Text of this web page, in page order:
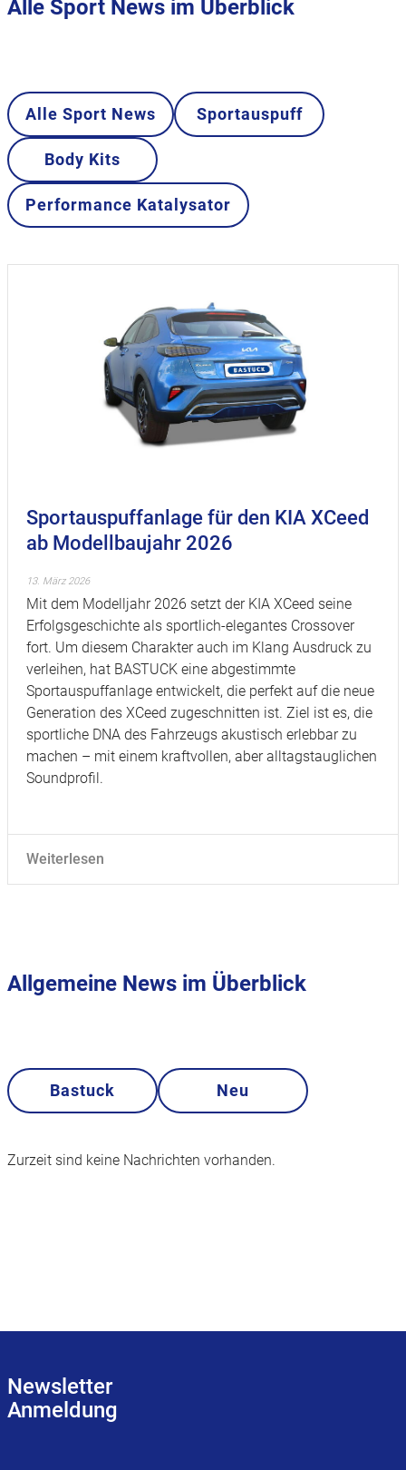
Alle Sport News im Überblick
Alle Sport News Sportauspuff
Body Kits
Performance Katalysator
Sportauspuffanlage für den KIA XCeed
ab Modellbaujahr 2026
13. März 2026
Mit dem Modelljahr 2026 setzt der KIA XCeed seine
Erfolgsgeschichte als sportlich-elegantes Crossover
fort. Um diesem Charakter auch im Klang Ausdruck zu
verleihen, hat BASTUCK eine abgestimmte
Sportauspuffanlage entwickelt, die perfekt auf die neue
Generation des XCeed zugeschnitten ist. Ziel ist es, die
sportliche DNA des Fahrzeugs akustisch erlebbar zu
machen – mit einem kraftvollen, aber alltagstauglichen
Soundprofil.
Weiterlesen
Allgemeine News im Überblick
Bastuck Neu
Zurzeit sind keine Nachrichten vorhanden.
Newsletter
Anmeldung